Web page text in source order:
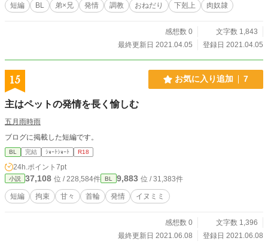
短編 BL 弟×兄 発情 調教 おねだり 下剋上 肉奴隷
感想数 0
文字数 1,843
最終更新日 2021.04.05
登録日 2021.04.05
15 お気に入り追加 7
主はペットの発情を長く愉しむ
五月雨時雨
ブログに掲載した短編です。
BL 完結 ｼｮｰﾄｼｮｰﾄ R18
24h.ポイント 7pt
小説 37,108 位 / 228,584件 BL 9,883 位 / 31,383件
短編 拘束 甘々 首輪 発情 イヌミミ
感想数 0
文字数 1,396
最終更新日 2021.06.08
登録日 2021.06.08